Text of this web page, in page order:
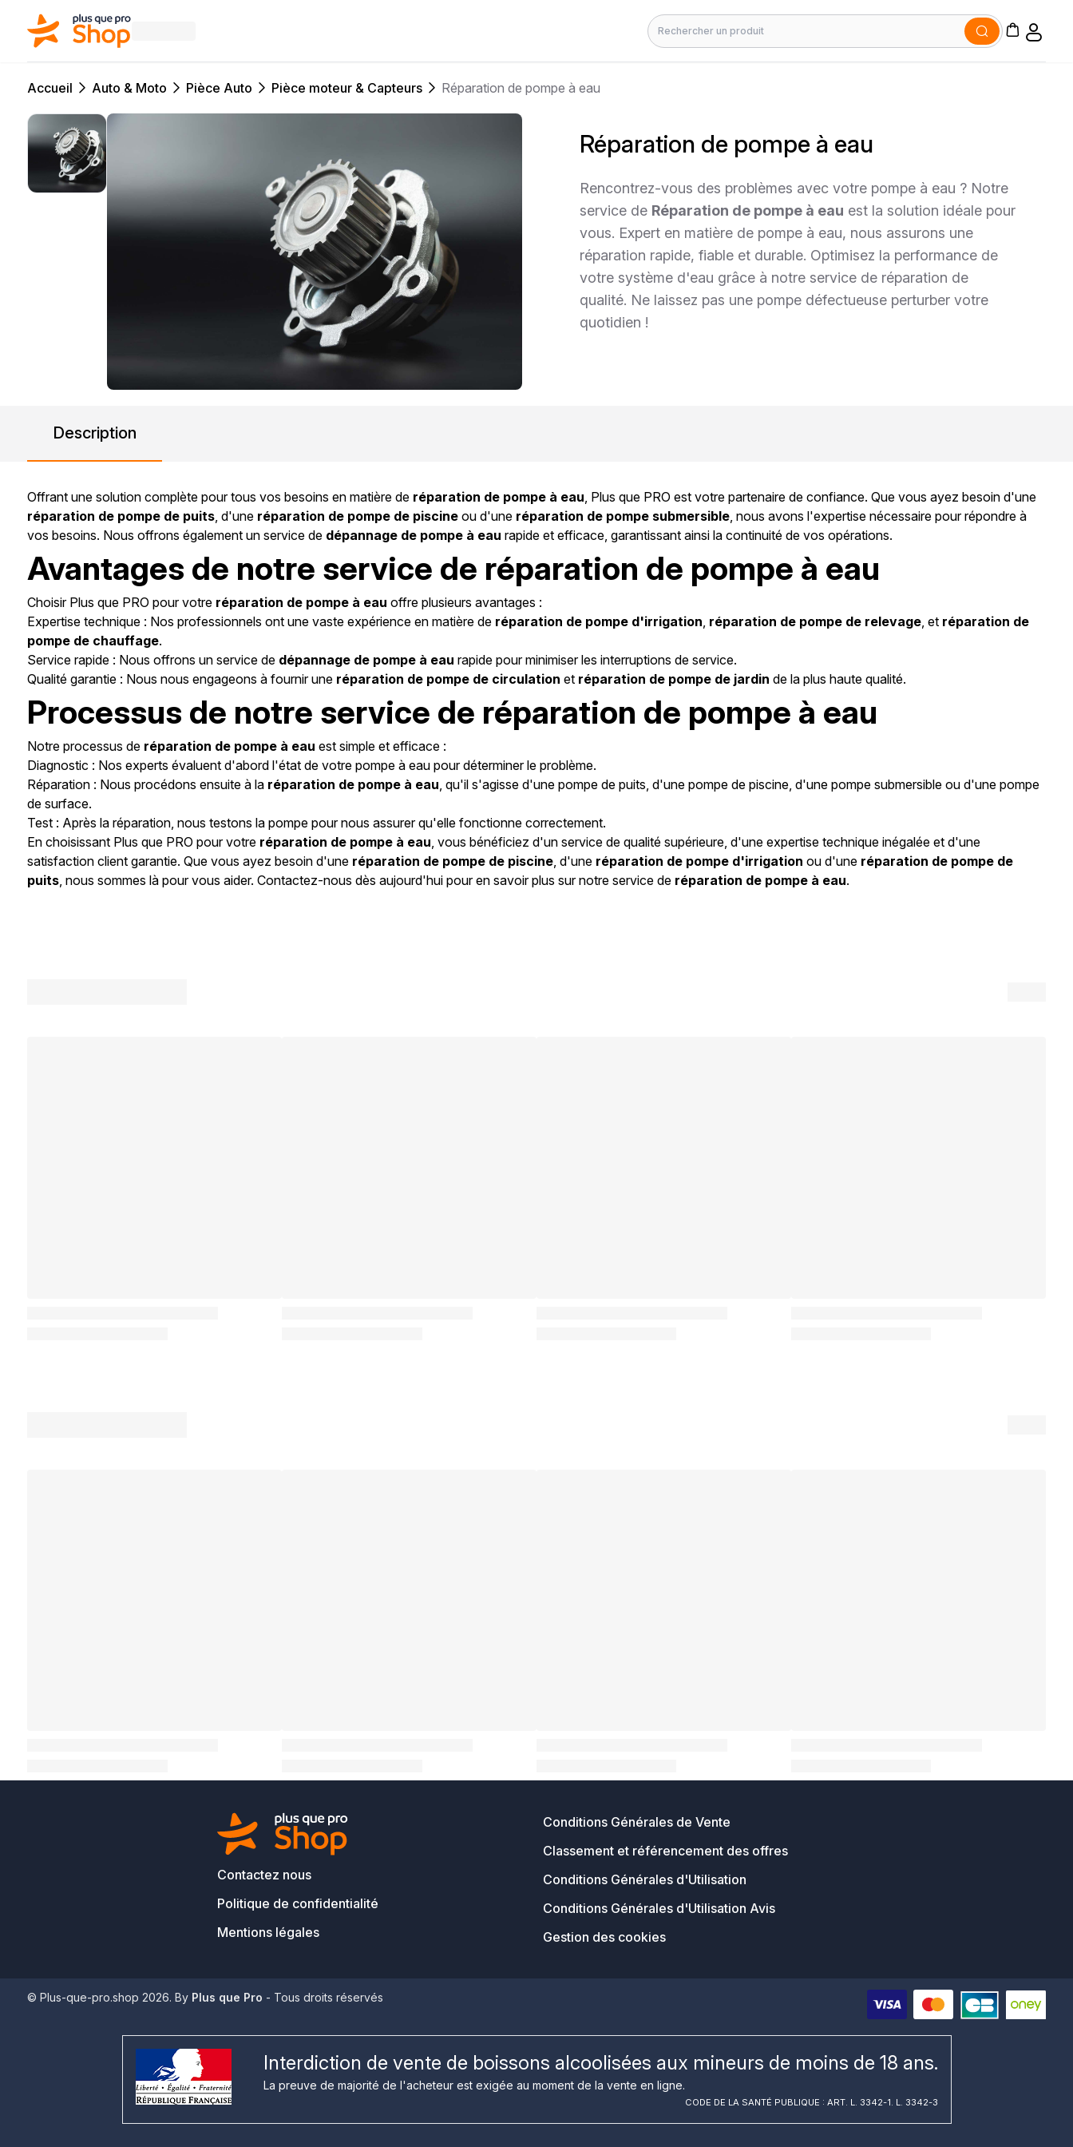
Rechercher
Accueil Auto & Moto Pièce Auto Pièce moteur & Capteurs Réparation de pompe à eau
Réparation de pompe à eau
Rencontrez-vous des problèmes avec votre pompe à eau ? Notre
service de Réparation de pompe à eau est la solution idéale pour
vous. Expert en matière de pompe à eau, nous assurons une
réparation rapide, fiable et durable. Optimisez la performance de
votre système d'eau grâce à notre service de réparation de
qualité. Ne laissez pas une pompe défectueuse perturber votre
quotidien !
Description
Offrant une solution complète pour tous vos besoins en matière de réparation de pompe à eau , Plus que PRO est votre partenaire de confiance. Que vous ayez besoin d'une
réparation de pompe de puits , d'une réparation de pompe de piscine ou d'une réparation de pompe submersible , nous avons l'expertise nécessaire pour répondre à
vos besoins. Nous offrons également un service de dépannage de pompe à eau rapide et efficace, garantissant ainsi la continuité de vos opérations.
Avantages de notre service de réparation de pompe à eau
Choisir Plus que PRO pour votre réparation de pompe à eau offre plusieurs avantages :
Expertise technique : Nos professionnels ont une vaste expérience en matière de réparation de pompe d'irrigation réparation de pompe de relevage , et réparation de
pompe de chauffage.
Service rapide : Nous offrons un service de dépannage de pompe à eau rapide pour minimiser les interruptions de service.
Qualité garantie : Nous nous engageons à fournir une réparation de pompe de circulation et réparation de pompe de jardin de la plus haute qualité.
Processus de notre service de réparation de pompe à eau
Notre processus de réparation de pompe à eau est simple et efficace :
Diagnostic : Nos experts évaluent d'abord l'état de votre pompe à eau pour déterminer le problème.
Réparation : Nous procédons ensuite à la réparation de pompe à eau , qu'il s'agisse d'une pompe de puits, d'une pompe de piscine, d'une pompe submersible ou d'une pompe
de surface.
Test : Après la réparation, nous testons la pompe pour nous assurer qu'elle fonctionne correctement.
En choisissant Plus que PRO pour votre réparation de pompe à eau , vous bénéficiez d'un service de qualité supérieure, d'une expertise technique inégalée et d'une
satisfaction client garantie. Que vous ayez besoin d'une réparation de pompe de piscine , d'une réparation de pompe d'irrigation ou d'une réparation de pompe de
puits , nous sommes là pour vous aider. Contactez-nous dès aujourd'hui pour en savoir plus sur notre service de réparation de pompe à eau.
Contactez nous
Politique de confidentialité
Mentions légales
Conditions Générales de Vente
Classement et référencement des offres
Conditions Générales d'Utilisation
Conditions Générales d'Utilisation Avis
Gestion des cookies
© Plus-que-pro.shop 2026. By Plus que Pro - Tous droits réservés
Interdiction de vente de boissons alcoolisées aux mineurs de moins de 18 ans.
La preuve de majorité de l'acheteur est exigée au moment de la vente en ligne.
CODE DE LA SANTÉ PUBLIQUE : ART. L. 3342-1. L. 3342-3